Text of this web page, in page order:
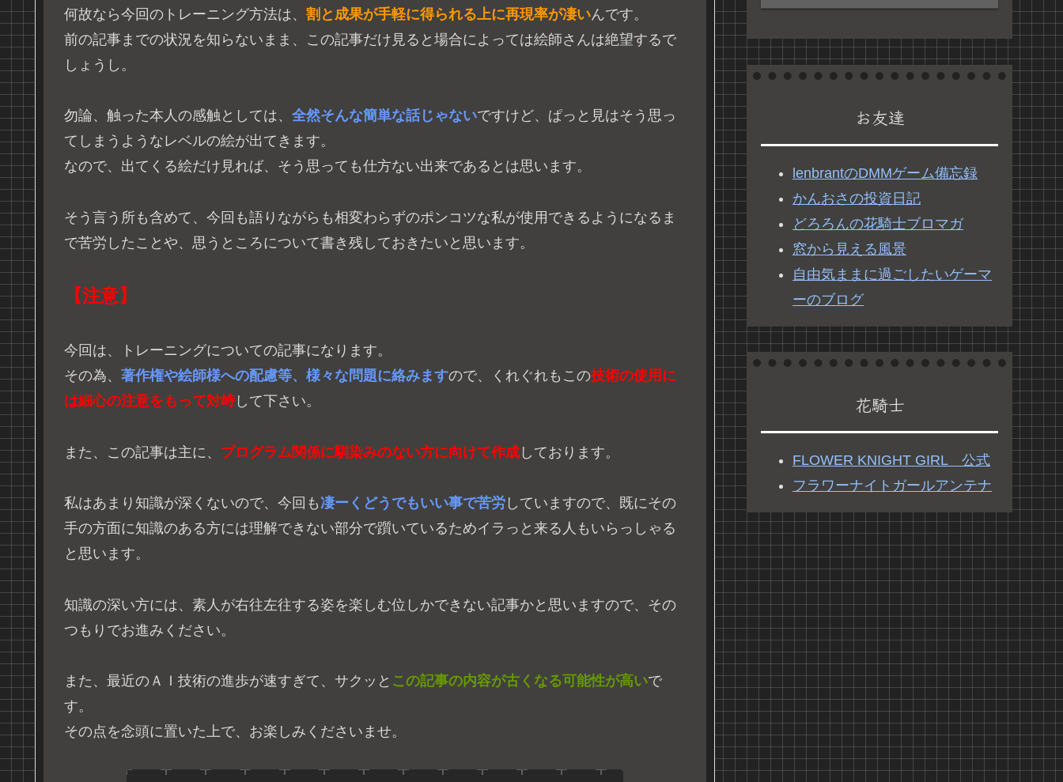
何故なら今回のトレーニング方法は、 割と成果が手軽に得られる上に再現率が凄いんです。
前の記事までの状況を知らないまま、この記事だけ見ると場合によっては絵師さんは絶望するで
しょうし。
勿論、触った本人の感触としては、 全然そんな簡単な話じゃないですけど、ぱっと見はそう思っ
てしまうようなレベルの絵が出てきます。
なので、出てくる絵だけ見れば、そう思っても仕方ない出来であるとは思います。
そう言う所も含めて、今回も語りながらも相変わらずのポンコツな私が使用できるようになるま
で苦労したことや、思うところについて書き残しておきたいと思います。
【注意】
今回は、トレーニングについての記事になります。
その為、 著作権や絵師様への配慮等、様々な問題に絡みますので、くれぐれもこの技術の使用に
は細心の注意をもって対峙して下さい。
また、この記事は主に、 プログラム関係に馴染みのない方に向けて作成 しております。
私はあまり知識が深くないので、今回も凄ーくどうでもいい事で苦労 していますので、既にその
手の方面に知識のある方には理解できない部分で躓いているためイラっと来る人もいらっしゃる
と思います。
知識の深い方には、素人が右往左往する姿を楽しむ位しかできない記事かと思いますので、その
つもりでお進みください。
また、最近のＡＩ技術の進歩が速すぎて、サクッと この記事の内容が古くなる可能性が高いで
す。
その点を念頭に置いた上で、お楽しみくださいませ。
お友達
lenbrantのDMMゲーム備忘録
かんおさの投資日記
どろろんの花騎士ブロマガ
窓から見える風景
自由気ままに過ごしたいゲーマ
ーのブログ
花騎士
FLOWER KNIGHT GIRL 公式
フラワーナイトガールアンテナ